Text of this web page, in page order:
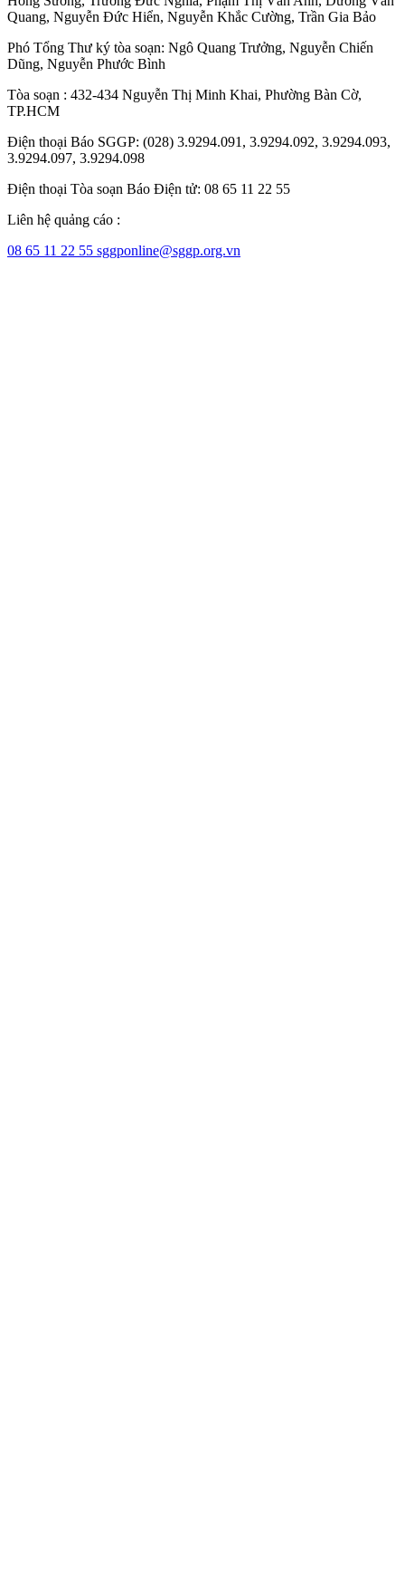
Quang, Nguyễn Đức Hiển, Nguyễn Khắc Cường, Trần Gia Bảo
Phó Tổng Thư ký tòa soạn: Ngô Quang Trưởng, Nguyễn Chiến
Dũng, Nguyễn Phước Bình
Tòa soạn : 432-434 Nguyễn Thị Minh Khai, Phường Bàn Cờ,
TP.HCM
Điện thoại Báo SGGP: (028) 3.9294.091, 3.9294.092, 3.9294.093,
3.9294.097, 3.9294.098
Điện thoại Tòa soạn Báo Điện tử: 08 65 11 22 55
Liên hệ quảng cáo :
08 65 11 22 55 sggponline@sggp.org.vn